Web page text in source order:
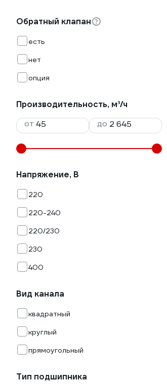
Обратный клапан
есть
нет
опция
Производительность, м³/ч
от
до
Напряжение, В
220
220-240
220/230
230
400
Вид канала
квадратный
круглый
прямоугольный
Тип подшипника